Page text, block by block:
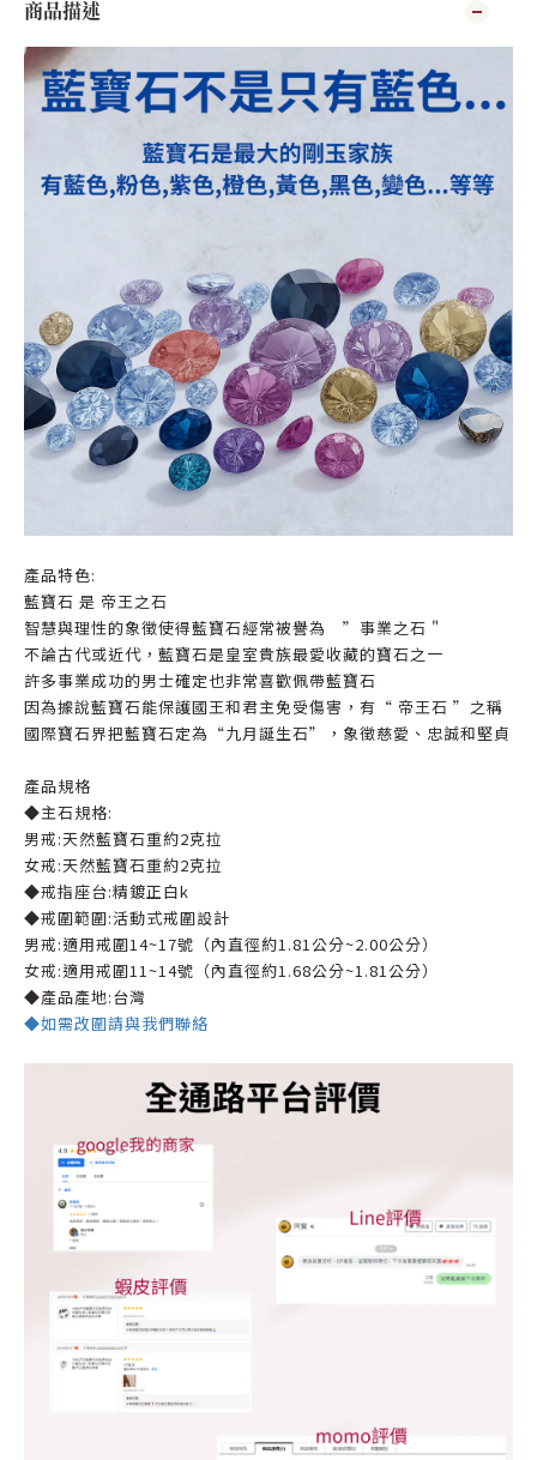
商品描述
產品特色:
藍寶石 是 帝王之石
智慧與理性的象徵使得藍寶石經常被譽為 ”事業之石 "
不論古代或近代，藍寶石是皇室貴族最愛收藏的寶石之一
許多事業成功的男士確定也非常喜歡佩帶藍寶石
因為據說藍寶石能保護國王和君主免受傷害，有“ 帝王石 ”之稱
國際寶石界把藍寶石定為“九月誕生石”，象徵慈愛、忠誠和堅貞
產品規格
◆主石規格:
男戒:天然藍寶石重約2克拉
女戒:天然藍寶石重約2克拉
◆戒指座台:精鍍正白k
◆戒圍範圍:活動式戒圍設計
男戒:適用戒圍14~17號（內直徑約1.81公分~2.00公分）
女戒:適用戒圍11~14號（內直徑約1.68公分~1.81公分）
◆產品產地:台灣
◆如需改圍請與我們聯絡